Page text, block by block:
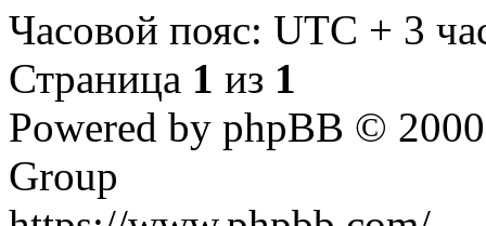
Часовой пояс: UTC + 3
Страница 1 из 1
Powered by phpBB ©
Group